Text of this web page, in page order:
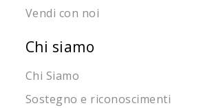
Econviene.it.
prezzi scontati, ogni mese sempre nuove
prodotti
Vendi con noi
Chi siamo
Chi Siamo
Sostegno e riconoscimenti